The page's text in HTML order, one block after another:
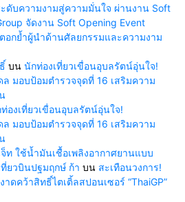
ะดับความงามสู่ความมั่นใจ ผ่านงาน Soft
จัดงาน Soft Opening Event
กย้ำผู้นำด้านศัลยกรรมและความงาม
บน นักท่องเที่ยวเขื่อนอุบลรัตน์อุ่นใจ!
มอบป้อมตำรวจจุดที่ 16 เสริมความ
องเที่ยวเขื่อนอุบลรัตน์อุ่นใจ!
มอบป้อมตำรวจจุดที่ 16 เสริมความ
จ็ท ใช้น้ำมันเชื้อเพลิงอากาศยานแบบ
ยวบินปฐมฤกษ์ ก้า บน สะเทือนวงการ!
ดคว้าสิทธิ์ไตเติ้ลสปอนเซอร์ “ThaiGP”